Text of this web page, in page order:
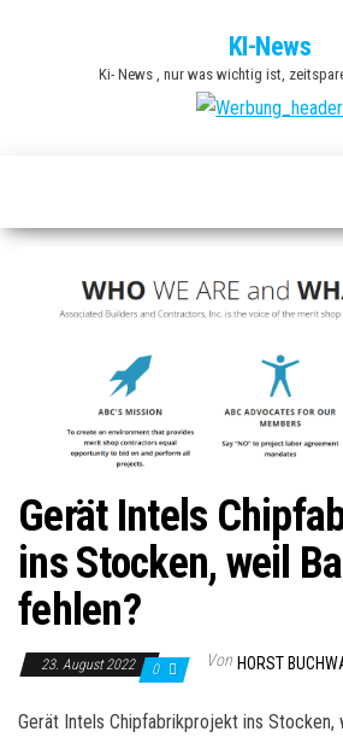
KI-News
Ki- News , nur was wichtig ist,
Gerät Intels
ins Stocken, weil
fehlen?
23. August 2022 0 Von HORST
Gerät Intels Chipfabrikprojekt ins Stocken,